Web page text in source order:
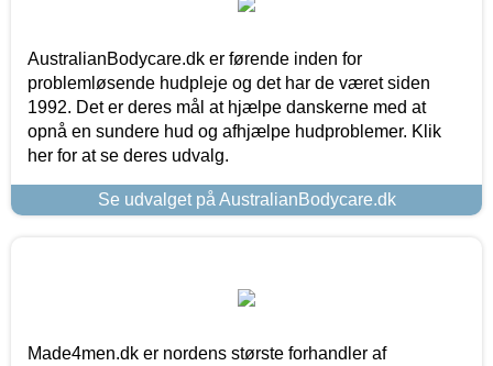
AustralianBodycare.dk er førende inden for
problemløsende hudpleje og det har de været siden
1992. Det er deres mål at hjælpe danskerne med at
opnå en sundere hud og afhjælpe hudproblemer. Klik
her for at se deres udvalg.
Se udvalget på AustralianBodycare.dk
Made4men.dk er nordens største forhandler af